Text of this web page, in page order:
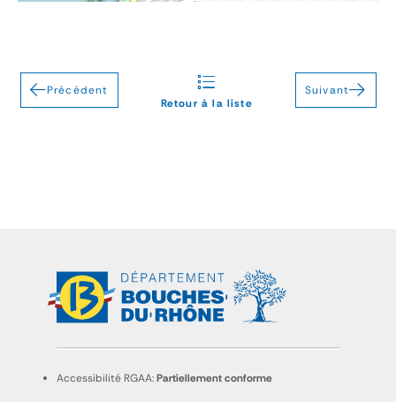
Précédent
Retour à la liste
Suivant
Accessibilité RGAA:Partiellement conforme